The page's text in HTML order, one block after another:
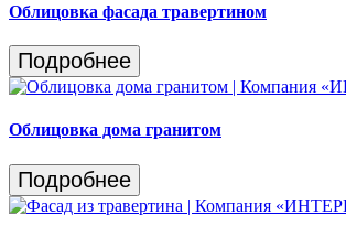
Облицовка фасада травертином
Подробнее
Облицовка дома гранитом
Подробнее